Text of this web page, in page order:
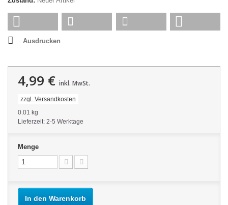
Ausdrucken
4,99 € inkl. MwSt.
zzgl. Versandkosten
0.01 kg
Lieferzeit: 2-5 Werktage
Menge
In den Warenkorb